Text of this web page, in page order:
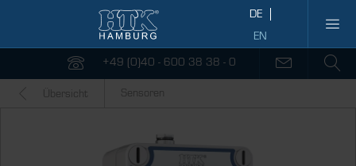
+49 (0)40 - 600 38 38 - 0
Übersicht Sensoren